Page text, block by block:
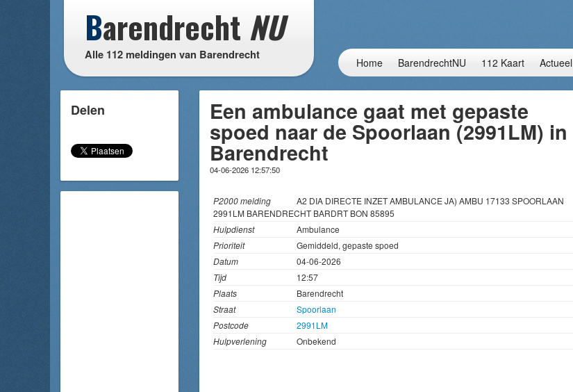
Barendrecht NU
Alle 112 meldingen van Barendrecht
Home BarendrechtNU 112 Kaart Actueel
Delen Een ambulance gaat met gepaste
spoed naar de Spoorlaan (2991LM) in
Barendrecht
04-06-2026 12:57:50
P2000 melding
A2 DIA DIRECTE INZET AMBULANCE JA) AMBU 17133 SPOORLAAN
2991LM BARENDRECHT BARDRT BON 85895
Hulpdienst
Ambulance
Prioriteit
Gemiddeld, gepaste spoed
Datum
04-06-2026
Tijd
12:57
Plaats
Barendrecht
Straat
Spoorlaan
Postcode
2991LM
Hulpverlening
Onbekend